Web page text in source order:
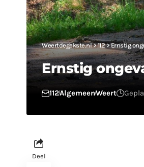
Weertdegekste.nl>112>Ernstig
Ernstig
112AlgemeenWeert
Deel